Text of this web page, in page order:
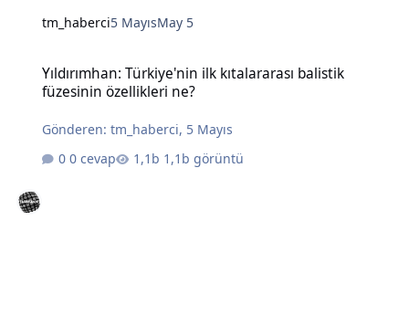
tm_haberci5 MayısMay 5
Yıldırımhan: Türkiye'nin ilk kıtalararası balistik
füzesinin özellikleri ne?
Gönderen:tm_haberci, 5 Mayıs
0 cevap
1,1b görüntü